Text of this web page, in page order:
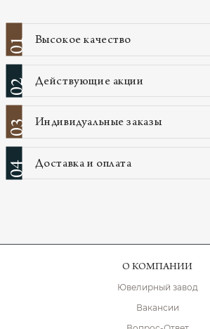
01 Высокое качество
02 Действующие акции
03 Индивидуальные заказы
04 Доставка и оплата
О КОМПАНИИ
Ювелирный завод
Вакансии